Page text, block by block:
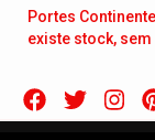
Portes
existe stock,